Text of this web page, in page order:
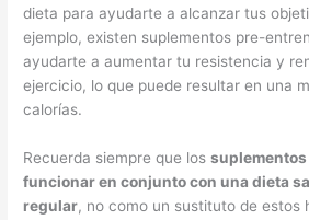
dieta para ayudarte a alcanzar tus
ejemplo, existen suplementos pre-
ayudarte a aumentar tu resistencia y
ejercicio, lo que puede resultar en una
calorías.
Recuerda siempre que los
funcionar en conjunto con una dieta
regular, no como un sustituto de estos